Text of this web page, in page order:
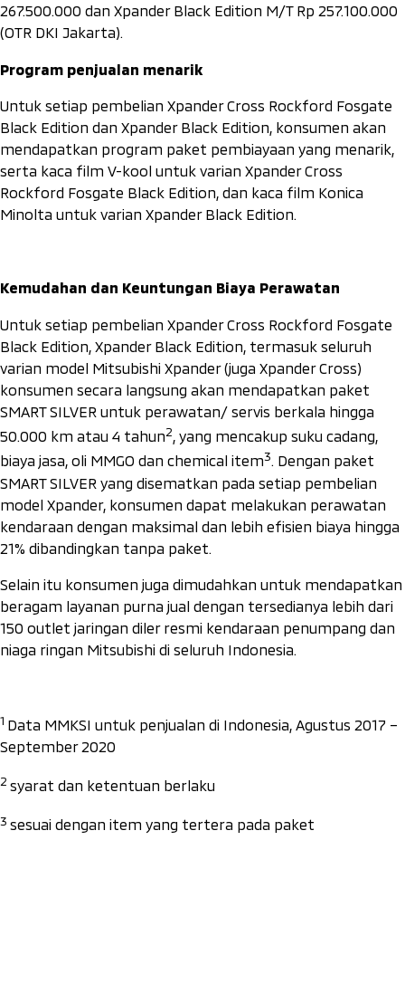
267.500.000 dan Xpander Black Edition M/T Rp 257.100.000
(OTR DKI Jakarta).
Program penjualan menarik
Untuk setiap pembelian Xpander Cross Rockford Fosgate
Black Edition dan Xpander Black Edition, konsumen akan
mendapatkan program paket pembiayaan yang menarik,
serta kaca film V-kool untuk varian Xpander Cross
Rockford Fosgate Black Edition, dan kaca film Konica
Minolta untuk varian Xpander Black Edition.
Kemudahan dan Keuntungan Biaya Perawatan
Untuk setiap pembelian XpanderCross Rockford Fosgate
Black Edition, Xpander Black Edition, termasuk seluruh
varian model Mitsubishi Xpander (juga Xpander Cross)
konsumen secara langsung akan mendapatkan paket
SMART SILVER untuk perawatan/ servis berkala hingga
50.000 km atau 4 tahun2, yang mencakup suku cadang,
biaya jasa, oli MMGO dan chemical item3. Dengan paket
SMART SILVER yang disematkan pada setiap pembelian
model Xpander, konsumen dapat melakukan perawatan
kendaraan dengan maksimal dan lebih efisien biaya hingga
21% dibandingkan tanpa paket.
Selain itu konsumen juga dimudahkan untuk mendapatkan
beragam layanan purna jual dengan tersedianya lebih dari
150 outlet jaringan diler resmi kendaraan penumpang dan
niaga ringan Mitsubishi di seluruh Indonesia.
1 Data MMKSI untuk penjualan di Indonesia, Agustus 2017 –
September 2020
2 syarat dan ketentuan berlaku
3 sesuai dengan item yang tertera pada paket